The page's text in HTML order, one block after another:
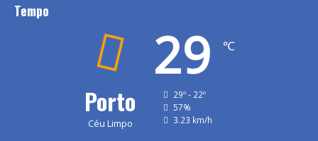
Tempo
Porto
Céu Limpo
29 ℃
29º - 22º
57%
3.23 km/h